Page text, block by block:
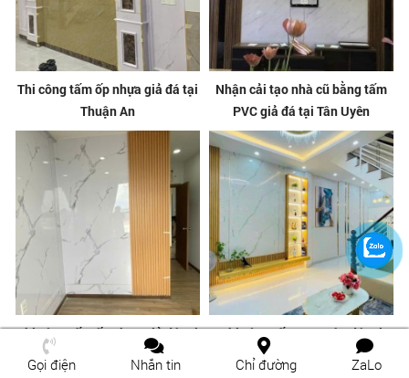
Thi công tấm ốp nhựa giả đá tại
Thuận An
Nhận cải tạo nhà cũ bằng tấm
PVC giả đá tại Tân Uyên
Thi công tấm ốp nhựa giả đá tại
Thi công tấm PVC vân đá tại
Bình Thạnh
Gọi điện Nhắn tin Chỉ đường ZaLo